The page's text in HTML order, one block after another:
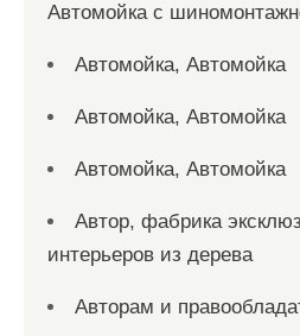
Автомойка с
Автомойка, Автомойка
Автомойка, Автомойка
Автомойка, Автомойка
Автор, фабрика
интерьеров из дерева
Авторам и